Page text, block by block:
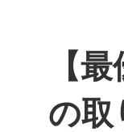
【
の取